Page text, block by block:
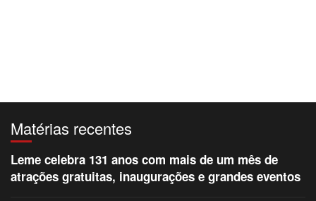
Matérias recentes
Leme celebra 131 anos com mais de um mês de
atrações gratuitas, inaugurações e grandes eventos